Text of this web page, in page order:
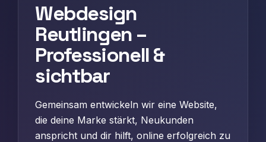
Webdesign
Reutlingen –
Professionell &
sichtbar
Gemeinsam entwickeln wir eine Website,
die deine Marke stärkt, Neukunden
anspricht und dir hilft, online erfolgreich zu